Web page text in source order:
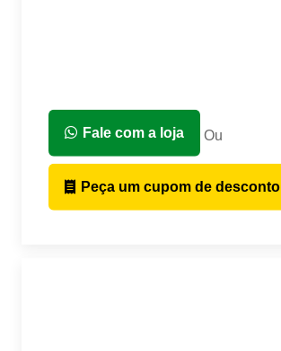
Fale com a loja Ou
Peça um cupom de desconto